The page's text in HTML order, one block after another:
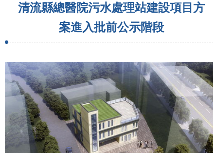
清流縣總醫院污水處理站建設項目方
案進入批前公示階段